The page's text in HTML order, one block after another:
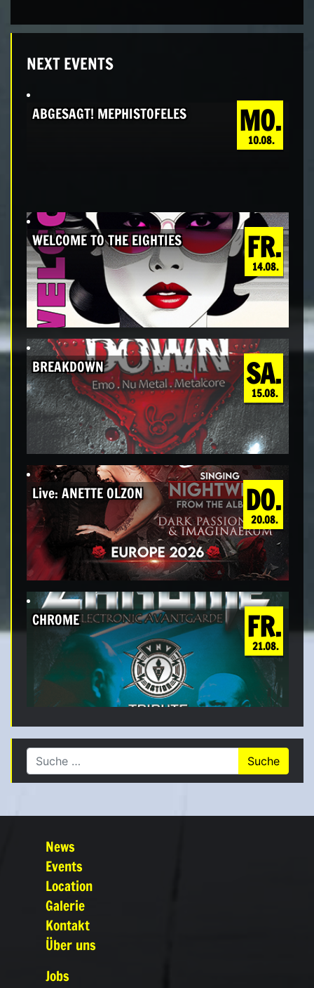
NEXT EVENTS
MO.
10.08.
ABGESAGT! MEPHISTOFELES
FR.
14.08.
WELCOME TO THE EIGHTIES
SA.
15.08.
BREAKDOWN
DO.
20.08.
Live: ANETTE OLZON
FR.
21.08.
CHROME
Suche nach:
News
Events
Location
Galerie
Kontakt
Über uns
Jobs